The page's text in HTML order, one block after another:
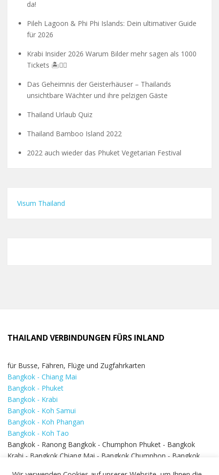
da!
Pileh Lagoon & Phi Phi Islands: Dein ultimativer Guide
für 2026
Krabi Insider 2026 Warum Bilder mehr sagen als 1000
Tickets 🏝️🧗‍♂️
Das Geheimnis der Geisterhäuser – Thailands
unsichtbare Wächter und ihre pelzigen Gäste
Thailand Urlaub Quiz
Thailand Bamboo Island 2022
2022 auch wieder das Phuket Vegetarian Festival
Visum Thailand
THAILAND VERBINDUNGEN FÜRS INLAND
für Busse, Fähren, Flüge und Zugfahrkarten
Bangkok - Chiang Mai
Bangkok - Phuket
Bangkok - Krabi
Bangkok - Koh Samui
Bangkok - Koh Phangan
Bangkok - Koh Tao
Bangkok - Ranong Bangkok - Chumphon Phuket - Bangkok
Krabi - Bangkok Chiang Mai - Bangkok Chumphon - Bangkok